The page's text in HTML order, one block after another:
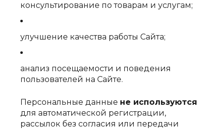
консультирование по товарам и услугам;
улучшение качества работы Сайта;
анализ посещаемости и поведения
пользователей на Сайте.
Персональные данные не используются
для автоматической регистрации,
рассылок без согласия или передачи